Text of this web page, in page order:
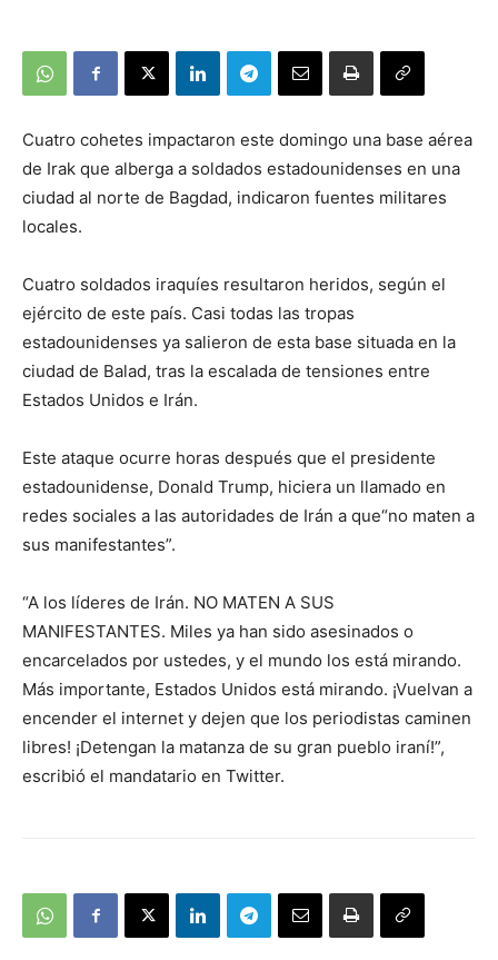
Cuatro cohetes impactaron este domingo una base aérea
de Irak que alberga a soldados estadounidenses en una
ciudad al norte de Bagdad, indicaron fuentes militares
locales.
Cuatro soldados iraquíes resultaron heridos, según el
ejército de este país. Casi todas las tropas
estadounidenses ya salieron de esta base situada en la
ciudad de Balad, tras la escalada de tensiones entre
Estados Unidos e Irán.
Este ataque ocurre horas después que el presidente
estadounidense, Donald Trump, hiciera un llamado en
redes sociales a las autoridades de Irán a que“no maten a
sus manifestantes”.
“A los líderes de Irán. NO MATEN A SUS
MANIFESTANTES. Miles ya han sido asesinados o
encarcelados por ustedes, y el mundo los está mirando.
Más importante, Estados Unidos está mirando. ¡Vuelvan a
encender el internet y dejen que los periodistas caminen
libres! ¡Detengan la matanza de su gran pueblo iraní!”,
escribió el mandatario en Twitter.